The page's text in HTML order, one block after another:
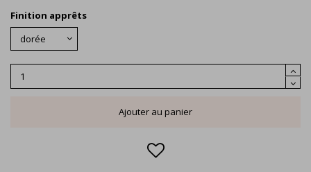
Finition apprêts
Ajouter au panier